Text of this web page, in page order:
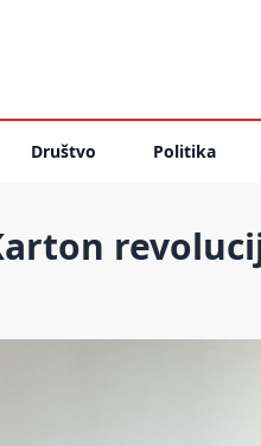
Društvo Politika